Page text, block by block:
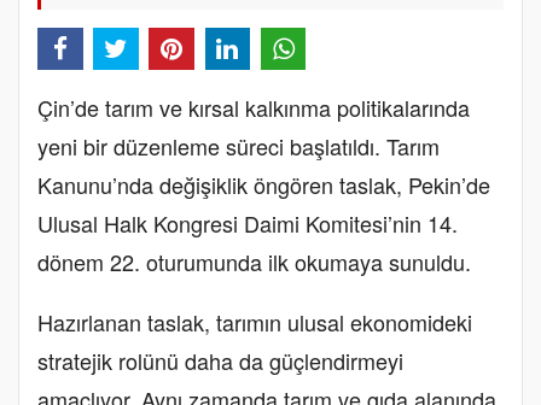
Çin’de tarım ve kırsal kalkınma politikalarında
yeni bir düzenleme süreci başlatıldı. Tarım
Kanunu’nda değişiklik öngören taslak, Pekin’de
Ulusal Halk Kongresi Daimi Komitesi’nin 14.
dönem 22. oturumunda ilk okumaya sunuldu.
Hazırlanan taslak, tarımın ulusal ekonomideki
stratejik rolünü daha da güçlendirmeyi